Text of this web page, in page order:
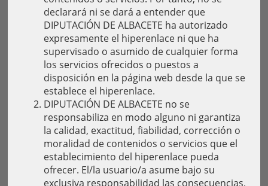
declarará ni se dará a entender que
DIPUTACIÓN DE ALBACETE ha autorizado
expresamente el hiperenlace ni que ha
supervisado o asumido de cualquier forma
los servicios ofrecidos o puestos a
disposición en la página web desde la que se
establece el hiperenlace.
DIPUTACIÓN DE ALBACETE no se
responsabiliza en modo alguno ni garantiza
la calidad, exactitud, fiabilidad, corrección o
moralidad de contenidos o servicios que el
establecimiento del hiperenlace pueda
ofrecer. El/la usuario/a asume bajo su
exclusiva responsabilidad las consecuencias,